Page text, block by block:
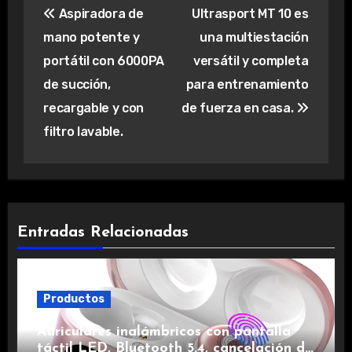
de
entradas
Aspiradora de
mano potente y
portátil con 6000PA
de succión,
recargable y con
filtro lavable.
Ultrasport MT 10 es
una multiestación
versátil y completa
para entrenamiento
de fuerza en casa.
Entradas Relacionadas
Productos
Auriculares inalámbricos con pantalla
táctil LED, Bluetooth 5.4, cancelación de